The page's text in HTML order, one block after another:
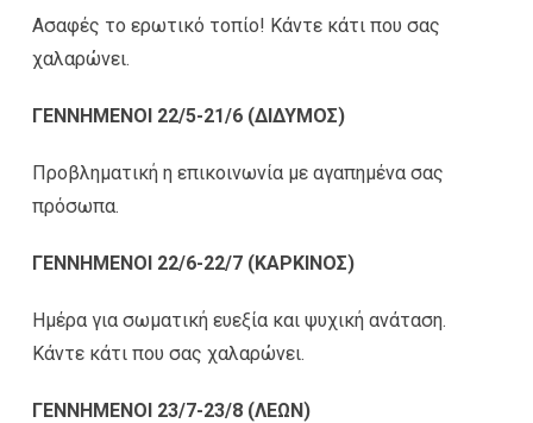
Ασαφές το ερωτικό τοπίο! Κάντε κάτι που σας
χαλαρώνει.
ΓΕΝΝΗΜΕΝΟΙ 22/5-21/6 (ΔΙΔΥΜΟΣ)
Προβληματική η επικοινωνία με αγαπημένα σας
πρόσωπα.
ΓΕΝΝΗΜΕΝΟΙ 22/6-22/7 (ΚΑΡΚΙΝΟΣ)
Ημέρα για σωματική ευεξία και ψυχική ανάταση.
Κάντε κάτι που σας χαλαρώνει.
ΓΕΝΝΗΜΕΝΟΙ 23/7-23/8 (ΛΕΩΝ)